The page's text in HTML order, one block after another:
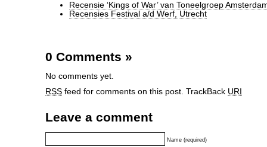
Recensie ‘Kings of War’ van Toneelgroep
Recensies Festival a/d Werf, Utrecht
0 Comments »
No comments yet.
RSS feed for comments on this post. TrackBack URI
Leave a comment
Name (required)